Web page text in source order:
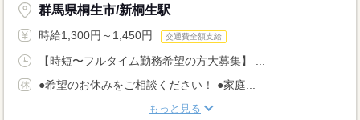
群馬県桐生市/新桐生駅
時給1,300円～1,450円 交通費全額支給
【時短〜フルタイム勤務希望の方大募集】 ...
●希望のお休みをご相談ください！ ●家庭...
もっと見る